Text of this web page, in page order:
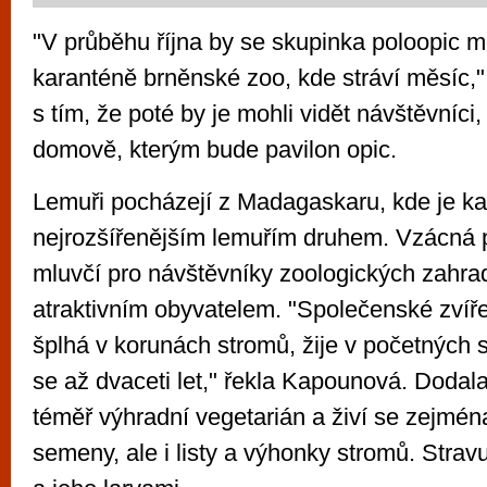
"V průběhu října by se skupinka poloopic
karanténě brněnské zoo, kde stráví
s tím, že poté by je mohli vidět
domově, kterým bude pavilon opic.
Lemuři pocházejí z Madagaskaru, kde je
nejrozšířenějším lemuřím druhem. Vzácná
mluvčí pro návštěvníky zoologických
atraktivním obyvatelem. "Společenské
šplhá v korunách stromů, žije v početných
se až dvaceti let," řekla Kapounová.
téměř výhradní vegetarián a živí se
semeny, ale i listy a výhonky stromů.